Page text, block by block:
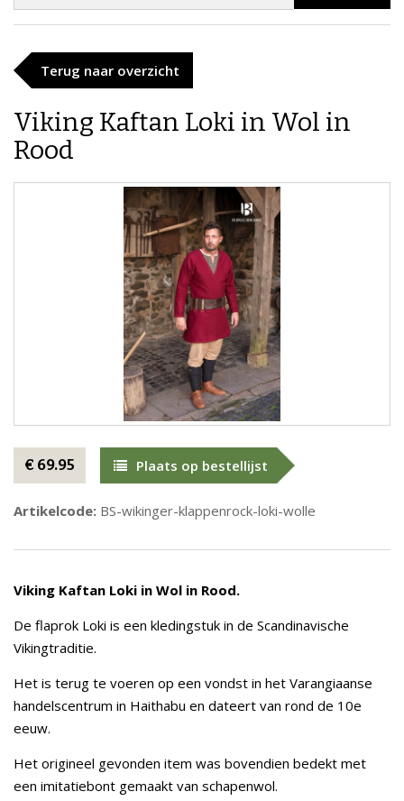
Terug naar overzicht
Viking Kaftan Loki in Wol in
Rood
€ 69.95 Plaats op bestellijst
Artikelcode: BS-wikinger-klappenrock-loki-wolle
Viking Kaftan Loki in Wol in Rood.
De flaprok Loki is een kledingstuk in de Scandinavische
Vikingtraditie.
Het is terug te voeren op een vondst in het Varangiaanse
handelscentrum in Haithabu en dateert van rond de 10e
eeuw.
Het origineel gevonden item was bovendien bedekt met
een imitatiebont gemaakt van schapenwol.